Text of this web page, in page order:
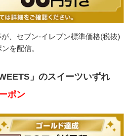
、セブン-イレブン標準価格(税抜)
を配信。
」のスイーツいずれ
ポン